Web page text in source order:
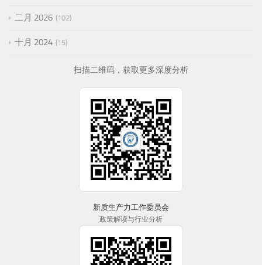
二月 2026 102
十月 2024 15
扫描二维码，获取更多深度分析
新质生产力工作委员会
政策解读与行业分析